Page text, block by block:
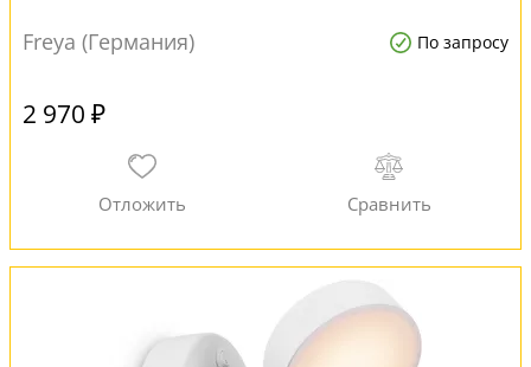
Freya (Германия) По запросу
2 970 ₽